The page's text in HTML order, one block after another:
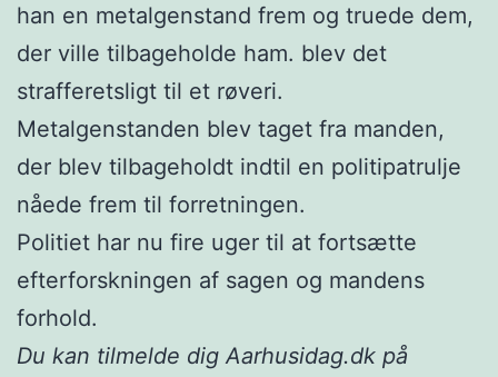
han en metalgenstand frem og truede dem,
der ville tilbageholde ham. blev det
strafferetsligt til et røveri.
Metalgenstanden blev taget fra manden,
der blev tilbageholdt indtil en politipatrulje
nåede frem til forretningen.
Politiet har nu fire uger til at fortsætte
efterforskningen af sagen og mandens
forhold.
Du kan tilmelde dig Aarhusidag.dk på